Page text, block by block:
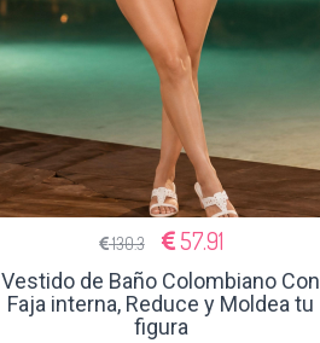
130.3 57.91
Vestido de Baño Colombiano Con
Faja interna, Reduce y Moldea tu
figura